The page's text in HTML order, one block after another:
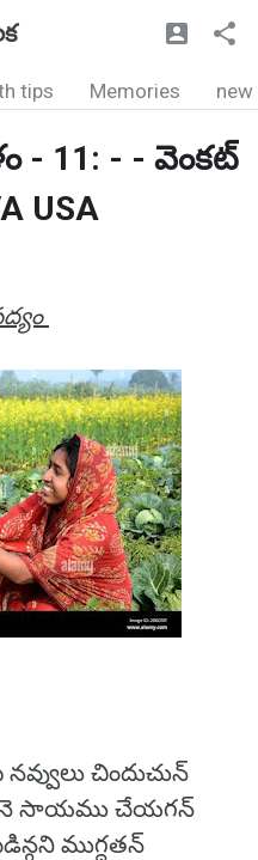
tips Memories new
- 11: - - వెంకట్
USA
చిందుచున్
తానె సాయము చేయగన్
ముగ్ధతన్